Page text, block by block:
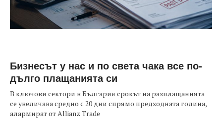
Бизнесът у нас и по света чака все по-
дълго плащанията си
В ключови сектори в България срокът на разплащанията
се увеличава средно с 20 дни спрямо предходната година,
алармират от Allianz Trade